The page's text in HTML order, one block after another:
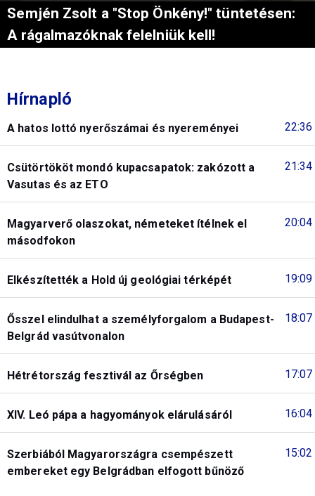
Semjén Zsolt a "Stop Önkény!" tüntetésen:
A rágalmazóknak felelniük kell!
Hírnapló
22:36
A hatos lottó nyerőszámai és nyereményei
21:34
Csütörtököt mondó kupacsapatok: zakózott a
Vasutas és az ETO
20:04
Magyarverő olaszokat, németeket ítélnek el
másodfokon
19:09
Elkészítették a Hold új geológiai térképét
18:07
Ősszel elindulhat a személyforgalom a Budapest-
Belgrád vasútvonalon
17:07
Hétrétország fesztivál az Őrségben
16:04
XIV. Leó pápa a hagyományok elárulásáról
15:02
Szerbiából Magyarországra csempészett
embereket egy Belgrádban elfogott bűnöző